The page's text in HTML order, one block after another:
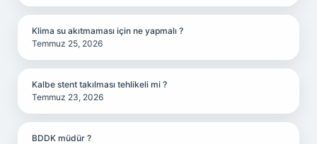
Klima su akıtmaması için ne yapmalı ?
Temmuz 25, 2026
Kalbe stent takılması tehlikeli mi ?
Temmuz 23, 2026
BDDK müdür ?